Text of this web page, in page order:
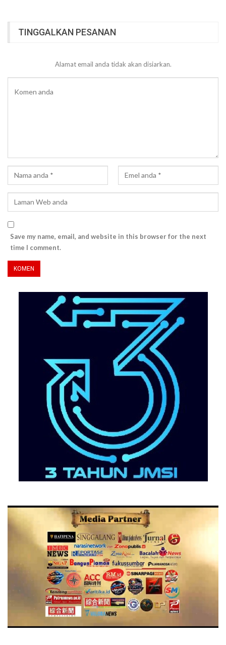
TINGGALKAN PESANAN
Alamat email anda tidak akan disiarkan.
Save my name, email, and website in this browser for the next
time I comment.